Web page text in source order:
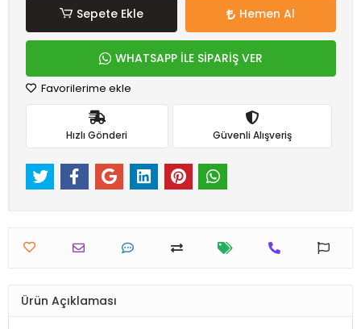
Sepete Ekle Hemen Al
WHATSAPP İLE SİPARİŞ VER
Favorilerime ekle
Hızlı Gönderi Güvenli Alışveriş
Ürün Açıklaması